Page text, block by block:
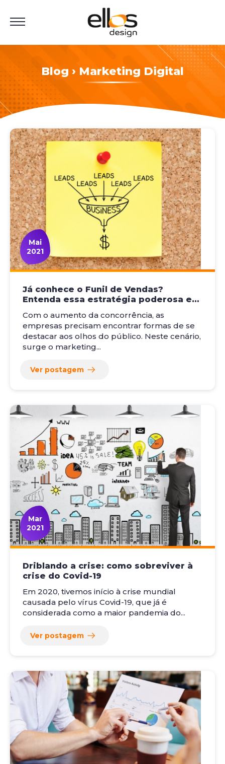
Blog › Marketing Digital
Mai
2021
Já conhece o Funil de Vendas?
Entenda essa estratégia poderosa e
para a sua persona!
Com o aumento da concorrência, as
empresas precisam encontrar formas de se
destacar aos olhos do público. Neste cenário,
surge o marketing...
Ver postagem
Mar
2021
Driblando a crise: como sobreviver à
crise do Covid-19
Em 2020, tivemos início à crise mundial
causada pelo vírus Covid-19, que já é
considerada como a maior pandemia do...
Ver postagem